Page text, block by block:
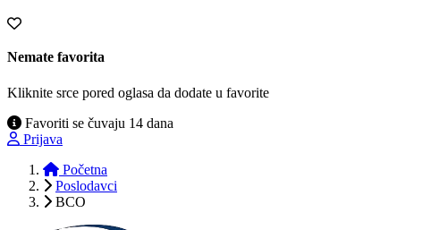
Nemate favorita
Kliknite srce pored oglasa da dodate u favorite
Favoriti se čuvaju 14 dana
Prijava
Početna
Poslodavci
BCO